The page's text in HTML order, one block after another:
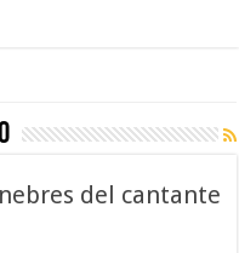
del cantante